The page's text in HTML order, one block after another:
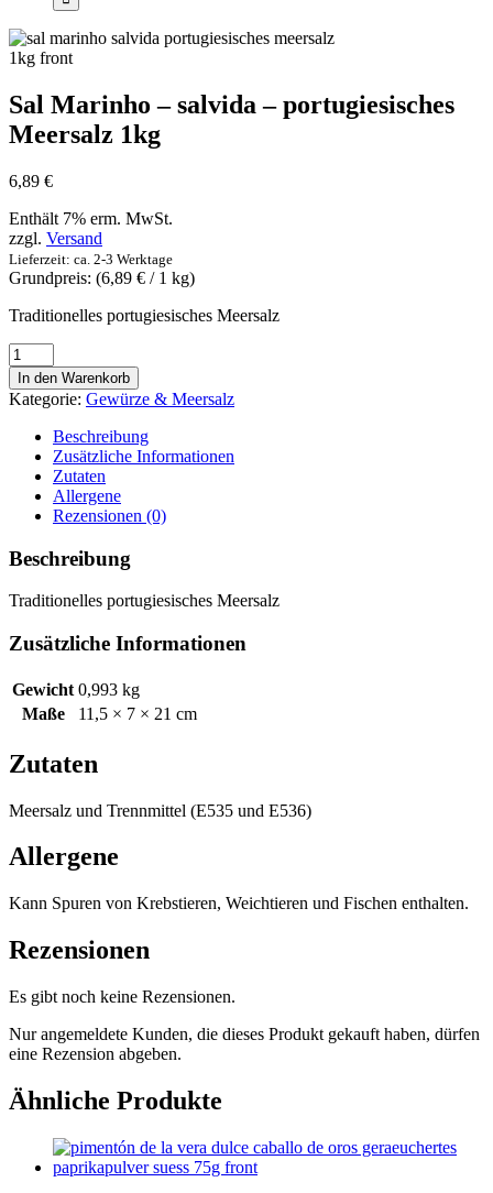
Sal Marinho – salvida – portugiesisches
Meersalz 1kg
6,89 €
Enthält 7% erm. MwSt.
zzgl. Versand
Lieferzeit: ca. 2-3 Werktage
Grundpreis: (6,89 € / 1 kg)
Traditionelles portugiesisches Meersalz
Sal
Marinho
-
salvida
portugiesisches
Meersalz
Menge
In den Warenkorb
Kategorie: Gewürze & Meersalz
Beschreibung
Zusätzliche Informationen
Zutaten
Allergene
Rezensionen (0)
Beschreibung
Traditionelles portugiesisches Meersalz
Zusätzliche Informationen
Gewicht 0,993 kg
Maße
11,5 × 7 × 21 cm
Zutaten
Meersalz und Trennmittel (E535 und E536)
Allergene
Kann Spuren von Krebstieren, Weichtieren und Fischen enthalten.
Rezensionen
Es gibt noch keine Rezensionen.
Nur angemeldete Kunden, die dieses Produkt gekauft haben, dürfen
eine Rezension abgeben.
Ähnliche Produkte